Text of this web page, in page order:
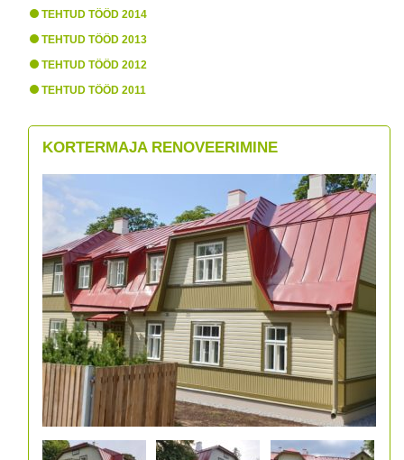
TEHTUD TÖÖD 2014
TEHTUD TÖÖD 2013
TEHTUD TÖÖD 2012
TEHTUD TÖÖD 2011
KORTERMAJA RENOVEERIMINE